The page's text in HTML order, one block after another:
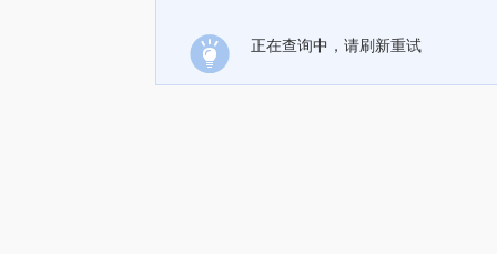
正在查询中，请刷新重试